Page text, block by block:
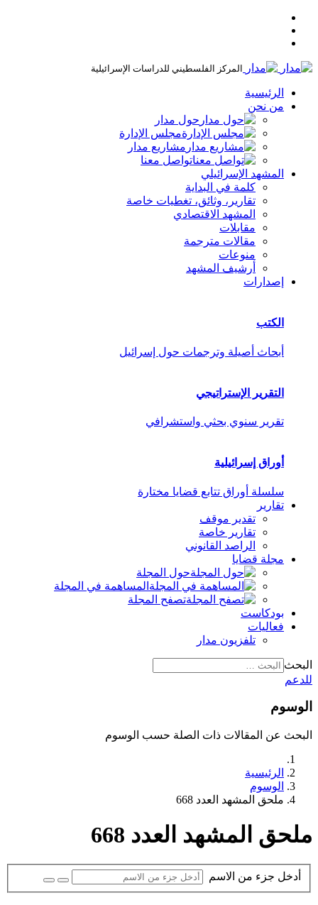
المركز الفلسطيني للدراسات الإسرائيلية
الرئيسية
من نحن
حول مدار
مجلس الإدارة
مشاريع مدار
تواصل معنا
المشهد الإسرائيلي
كلمة في البداية
تقارير، وثائق، تغطيات خاصة
المشهد الاقتصادي
مقابلات
مقالات مترجمة
منوعات
أرشيف المشهد
إصدارات
الكتب
أبحاث أصيلة وترجمات حول إسرائيل
التقرير الإستراتيجي
تقرير سنوي بحثي واستشرافي
أوراق إسرائيلية
سلسلة أوراق تتابع قضايا مختارة
تقارير
تقدير موقف
تقارير خاصة
الراصد القانوني
مجلة قضايا
حول المجلة
المساهمة في المجلة
تصفح المجلة
بودكاست
فعاليات
تلفزيون مدار
البحث
للدعم
الوسوم
البحث عن المقالات ذات الصلة حسب الوسوم
الرئيسية
الوسوم
ملحق المشهد العدد 668
ملحق المشهد العدد 668
أدخل جزء من الاسم